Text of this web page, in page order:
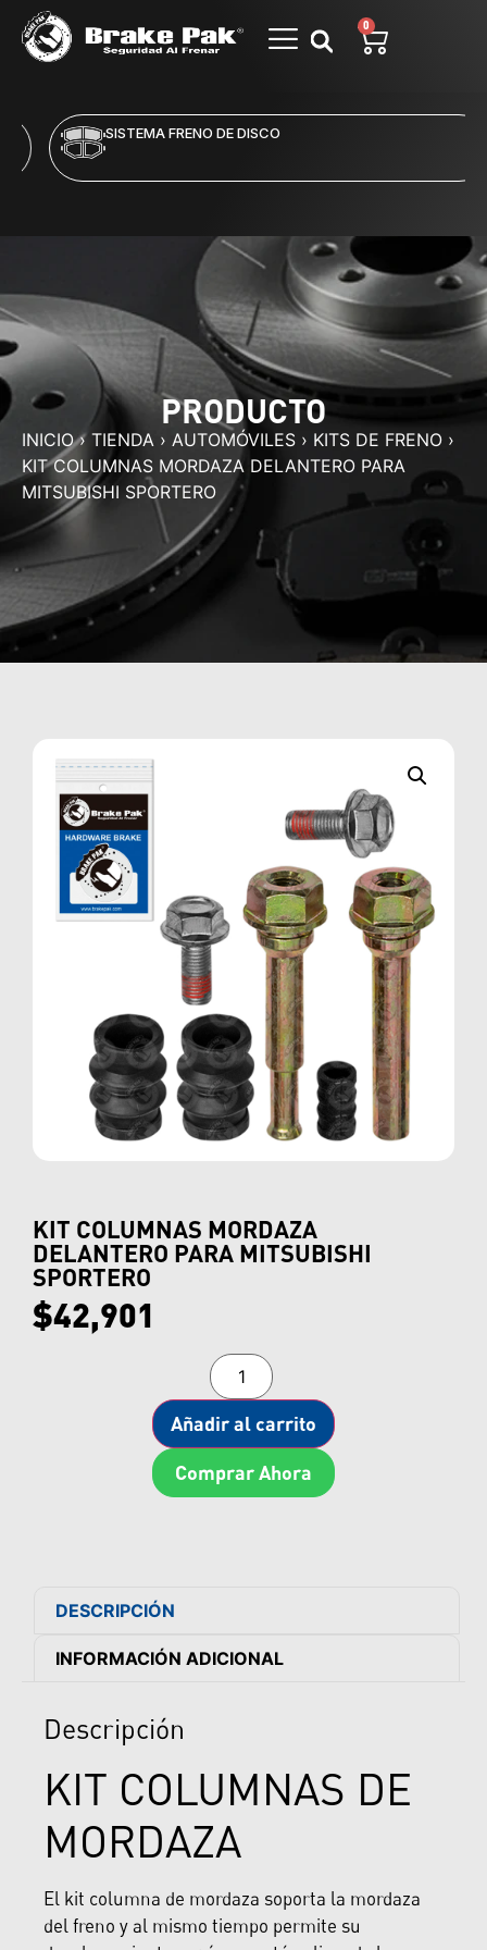
0
SISTEMA FRENO DE DISCO
PRODUCTO
INICIO› TIENDA › AUTOMÓVILES › KITS DE FRENO ›
KIT COLUMNAS MORDAZA DELANTERO PARA
MITSUBISHI SPORTERO
KIT COLUMNAS MORDAZA
DELANTERO PARA MITSUBISHI
SPORTERO
$42,901
Añadir al carrito
Comprar Ahora
DESCRIPCIÓN
INFORMACIÓN ADICIONAL
Descripción
KIT COLUMNAS DE
MORDAZA
El kit columna de mordaza soporta la mordaza
del freno y al mismo tiempo permite su